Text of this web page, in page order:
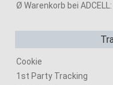
Ø Warenkorb bei ADCELL:
Cookie
1st Party Tracking